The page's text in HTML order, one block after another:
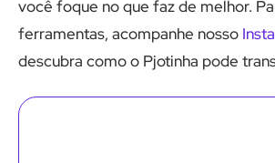
você foque no que faz de melhor.
ferramentas, acompanhe nosso
descubra como o Pjotinha pode